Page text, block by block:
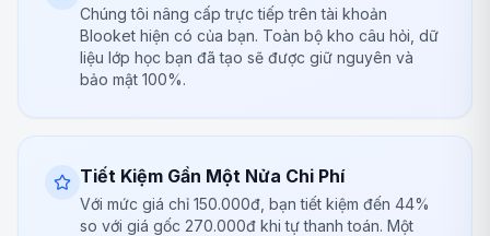
Chúng tôi nâng cấp trực tiếp trên tài khoản
Blooket hiện có của bạn. Toàn bộ kho câu hỏi, dữ
liệu lớp học bạn đã tạo sẽ được giữ nguyên và
bảo mật 100%.
Tiết Kiệm Gần Một Nửa Chi Phí
Với mức giá chỉ 150.000đ, bạn tiết kiệm đến 44%
so với giá gốc 270.000đ khi tự thanh toán. Một